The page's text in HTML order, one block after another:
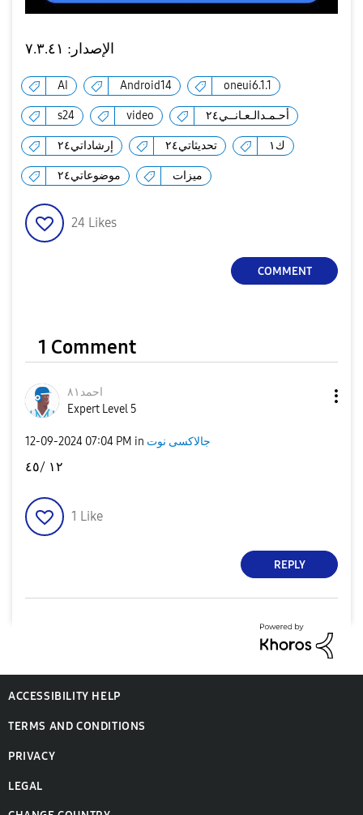
الإصدار: ٧.٣.٤١
AI Android14 oneui6.1.1
s24 video أحـمـدالـعـانــي٢٤
إرشاداتي٢٤ تحديثاتي٢٤ ك١
موضوعاتي٢٤ ميزات
24 Likes
COMMENT
1 Comment
احمد٨١
Expert Level 5
‎12-09-2024 07:04 PM in جالاكسى نوت
١٢ /٤٥
1 Like
REPLY
ACCESSIBILITY HELP
TERMS AND CONDITIONS
PRIVACY
LEGAL